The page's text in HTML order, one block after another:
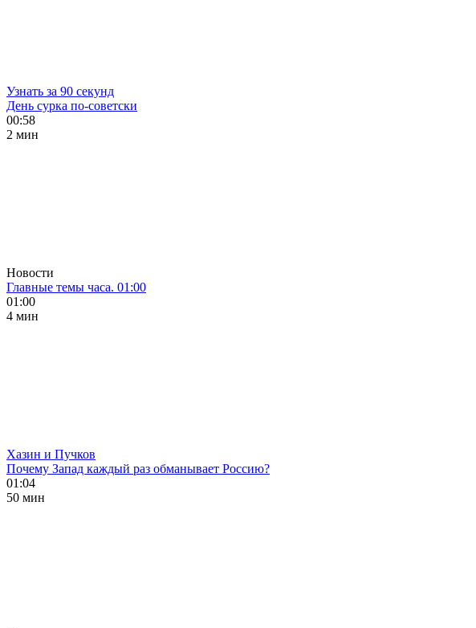
Узнать за 90 секунд
День сурка по-советски
00:58
2 мин
Новости
Главные темы часа. 01:00
01:00
4 мин
Хазин и Пучков
Почему Запад каждый раз обманывает Россию?
01:04
50 мин